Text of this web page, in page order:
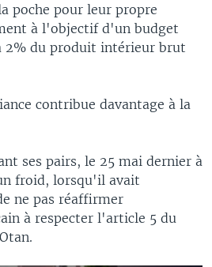
poche pour leur propre
à l'objectif d'un budget
2% du produit intérieur brut
contribue davantage à la
ses pairs, le 25 mai dernier à
froid, lorsqu'il avait
ne pas réaffirmer
à respecter l'article 5 du